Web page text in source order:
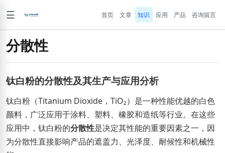
☰ 首页 文章 知识 应用 产品 咨询留言
分散性
钛白粉的分散性及其生产与应用分析
钛白粉（Titanium Dioxide，TiO₂）是一种性能优越的白色
颜料，广泛应用于涂料、塑料、橡胶和造纸等行业。在这些
应用中，钛白粉的分散性是决定其性能的重要因素之一，因
为分散性直接影响产品的遮盖力、光泽度、耐候性和机械性